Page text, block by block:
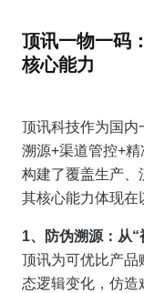
顶讯一物一码
核心能力
顶讯科技作为国内
溯源+渠道管控+
构建了覆盖生产、
其核心能力体现在
1、防伪溯源：从
顶讯为可优比产品
态逻辑变化，仿造